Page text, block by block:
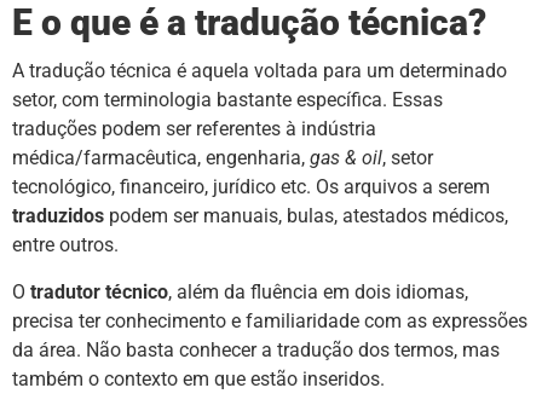
E o que é a tradução técnica?
A tradução técnica é aquela voltada para um determinado
setor, com terminologia bastante específica. Essas
traduções podem ser referentes à indústria
médica/farmacêutica, engenharia, gas & oil, setor
tecnológico, financeiro, jurídico etc. Os arquivos a serem
traduzidos podem ser manuais, bulas, atestados médicos,
entre outros.
O tradutor técnico, além da fluência em dois idiomas,
precisa ter conhecimento e familiaridade com as expressões
da área. Não basta conhecer a tradução dos termos, mas
também o contexto em que estão inseridos.